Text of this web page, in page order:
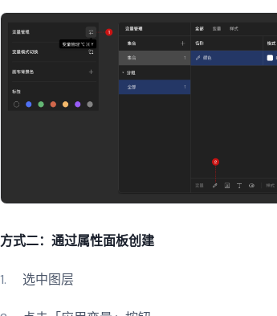
方式二：通过属性面板创建
选中图层